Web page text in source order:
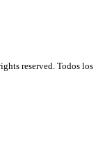
reserved. Todos los